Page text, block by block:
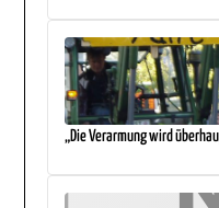
„Die Verarmung wird